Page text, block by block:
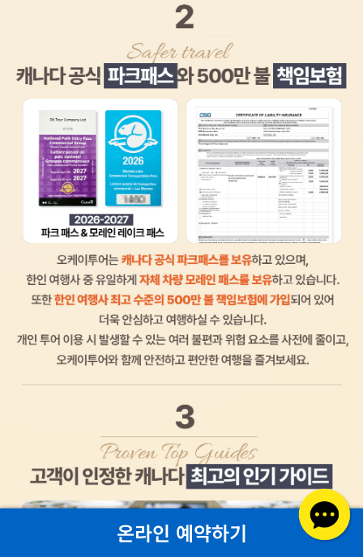
온라인 예약하기